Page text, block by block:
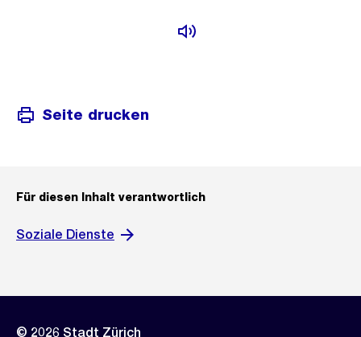
Seite drucken
Für diesen Inhalt verantwortlich
Soziale Dienste
© 2026 Stadt Zürich